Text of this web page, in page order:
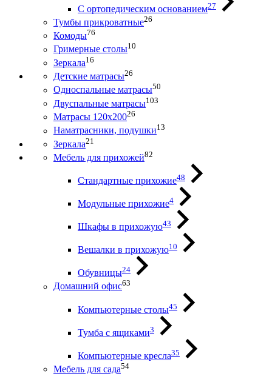
С ортопедическим основанием27
Тумбы прикроватные26
Комоды76
Гримерные столы10
Зеркала16
Детские матрасы26
Односпальные матрасы50
Двуспальные матрасы103
Матрасы 120х20026
Наматрасники, подушки13
Зеркала21
Мебель для прихожей82
Стандартные прихожие48
Модульные прихожие4
Шкафы в прихожую43
Вешалки в прихожую10
Обувницы24
Домашний офис63
Компьютерные столы45
Тумба с ящиками3
Компьютерные кресла35
Мебель для сада54